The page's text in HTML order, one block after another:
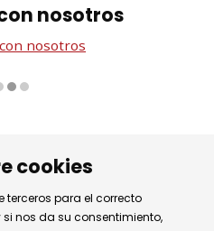
nosotros
nosotros
a jueves de 9.30h a 17.30h
cookies
terceros para el correcto
nos da su consentimiento,